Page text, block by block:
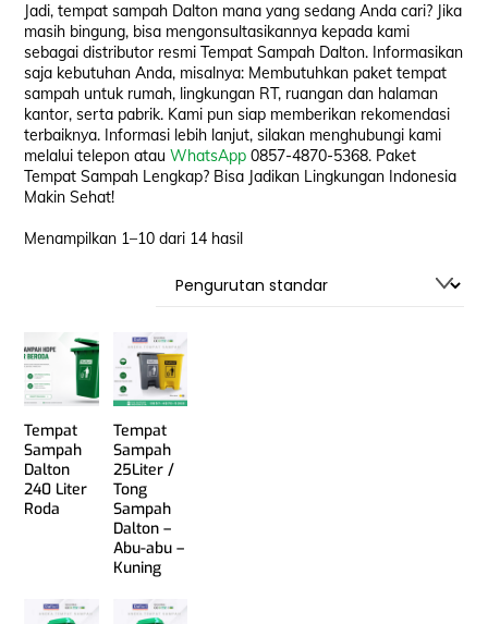
Jadi, tempat sampah Dalton mana yang sedang Anda cari? Jika
masih bingung, bisa mengonsultasikannya kepada kami
sebagai distributor resmi Tempat Sampah Dalton. Informasikan
saja kebutuhan Anda, misalnya: Membutuhkan paket tempat
sampah untuk rumah, lingkungan RT, ruangan dan halaman
kantor, serta pabrik. Kami pun siap memberikan rekomendasi
terbaiknya. Informasi lebih lanjut, silakan menghubungi kami
melalui telepon atauWhatsApp 0857-4870-5368. Paket
Tempat Sampah Lengkap? Bisa Jadikan Lingkungan Indonesia
Makin Sehat!
Menampilkan 1–10 dari 14 hasil
Tempat
Sampah
Dalton
240 Liter
Roda
Tempat
Sampah
25Liter /
Tong
Sampah
Dalton –
Abu-abu –
Kuning